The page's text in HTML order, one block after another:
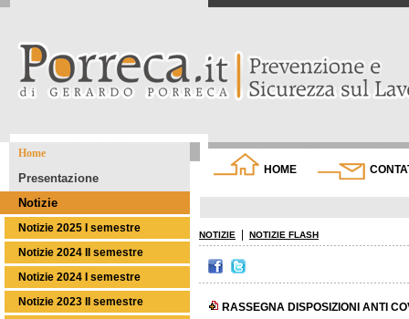
Home
Presentazione
Notizie
Notizie 2025 I semestre
Notizie 2024 II semestre
Notizie 2024 I semestre
Notizie 2023 II semestre
HOME
NOTIZIE NOTIZIE FLASH
RASSEGNA DISPOSIZIONI ANTI